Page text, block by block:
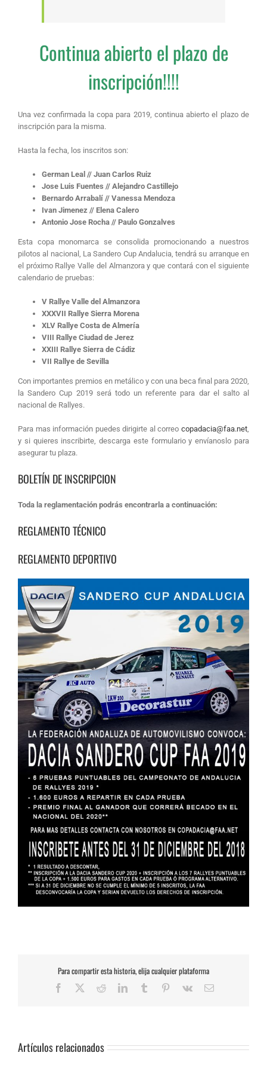
Continua abierto el plazo de
inscripción!!!!
Una vez confirmada la copa para 2019, continua abierto el plazo de
inscripción para la misma.
Hasta la fecha, los inscritos son:
German Leal // Juan Carlos Ruiz
Jose Luis Fuentes // Alejandro Castillejo
Bernardo Arrabalí // Vanessa Mendoza
Ivan Jimenez // Elena Calero
Antonio Jose Rocha // Paulo Gonzalves
Esta copa monomarca se consolida promocionando a nuestros
pilotos al nacional, La Sandero Cup Andalucia, tendrá su arranque en
el próximo Rallye Valle del Almanzora y que contará con el siguiente
calendario de pruebas:
V Rallye Valle del Almanzora
XXXVII Rallye Sierra Morena
XLV Rallye Costa de Almería
VIII Rallye Ciudad de Jerez
XXIII Rallye Sierra de Cádiz
VII Rallye de Sevilla
Con importantes premios en metálico y con una beca final para 2020,
la Sandero Cup 2019 será todo un referente para dar el salto al
nacional de Rallyes.
Para mas información puedes dirigirte al correo copadacia@faa.net
y si quieres inscribirte, descarga este formulario y envíanoslo para
asegurar tu plaza.
BOLETÍN DE INSCRIPCION
Toda la reglamentación podrás encontrarla a continuación:
REGLAMENTO TÉCNICO
REGLAMENTO DEPORTIVO
Para compartir esta historia, elija cualquier plataforma
Facebook RedditLinkedInTumblr Pinterest
Vk
Correo
Artículos relacionados